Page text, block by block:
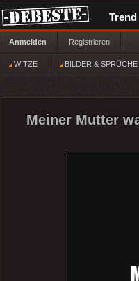
Trend
Anmelden Registrieren
WITZE BILDER & SPRÜCHE
Meiner Mutter